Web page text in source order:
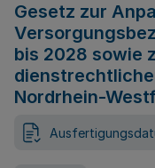
Gesetz zur
bis 2028 sowie
Nordrhein-